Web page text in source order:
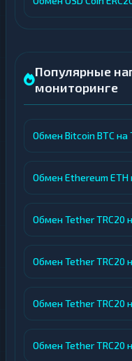
Популярные
мониторинге
Обмен Bitcoin BTC на
Обмен Ethereum ETH
Обмен Tether TRC20
Обмен Tether TRC20
Обмен Tether TRC20
Обмен Tether TRC20